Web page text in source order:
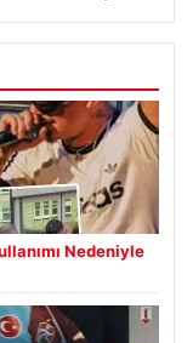
Nedeniyle